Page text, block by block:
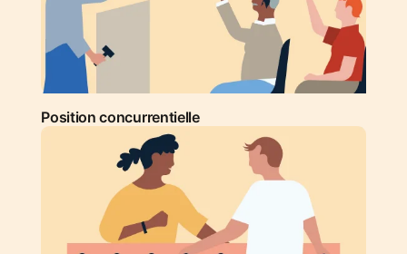
Position concurrentielle